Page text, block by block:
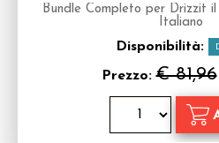
Bundle Completo per Drizzit
Italiano
Disponibilità:
Prezzo:€ 81,96